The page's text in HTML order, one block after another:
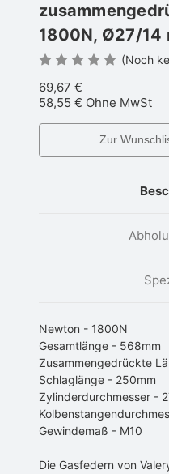
1800N, Ø27/14
(Noch
69,67 €
58,55 € Ohne MwSt
Zur
Newton - 1800N
Gesamtlänge - 568mm
Zusammengedrückte
Schlaglänge - 250mm
Zylinderdurchmesser -
Gewindemaß - M10
Die Gasfedern von